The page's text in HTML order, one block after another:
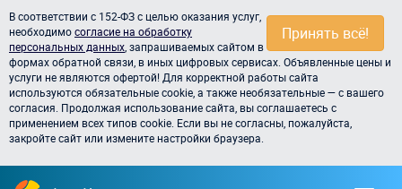
Принять всё!
В соответствии с 152-ФЗ с целью оказания услуг,
необходимосогласие на обработку
персональных данных , запрашиваемых сайтом в
формах обратной связи, в иных цифровых сервисах. Объявленные цены и
услуги не являются офертой! Для корректной работы сайта
используются обязательные cookie, а также необязательные — с вашего
согласия. Продолжая использование сайта, вы соглашаетесь с
применением всех типов cookie. Если вы не согласны, пожалуйста,
закройте сайт или измените настройки браузера.